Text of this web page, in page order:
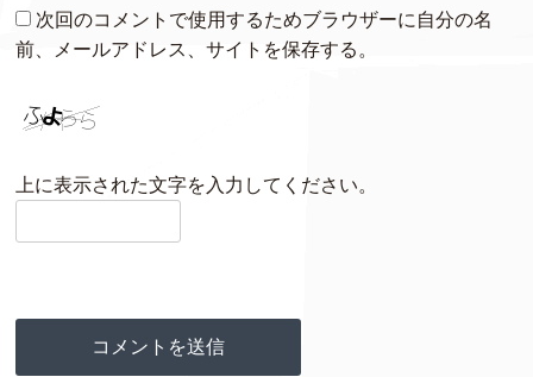
次回のコメントで使用するためブラウザーに自分の名
前、メールアドレス、サイトを保存する。
上に表示された文字を入力してください。